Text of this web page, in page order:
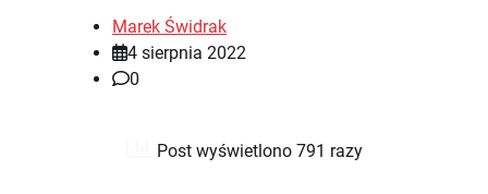
Marek Świdrak
4 sierpnia 2022
0
Post wyświetlono 791 razy